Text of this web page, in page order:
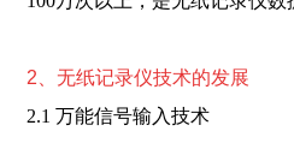
2、无纸记录仪技术的发展
2.1 万能信号输入技术